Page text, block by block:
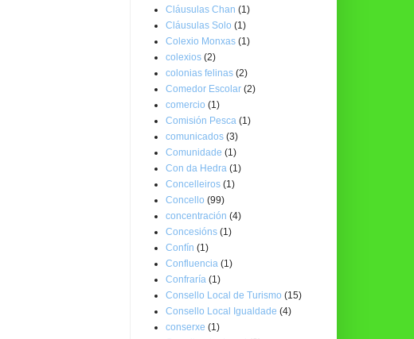
Cláusulas Chan (1)
Cláusulas Solo (1)
Colexio Monxas (1)
colexios (2)
colonias felinas (2)
Comedor Escolar (2)
comercio (1)
Comisión Pesca (1)
comunicados (3)
Comunidade (1)
Con da Hedra (1)
Concelleiros (1)
Concello (99)
concentración (4)
Concesións (1)
Confín (1)
Confluencia (1)
Confraría (1)
Consello Local de Turismo (15)
Consello Local Igualdade (4)
conserxe (1)